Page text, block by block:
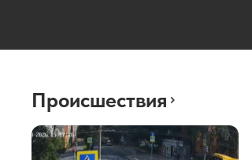
Происшествия